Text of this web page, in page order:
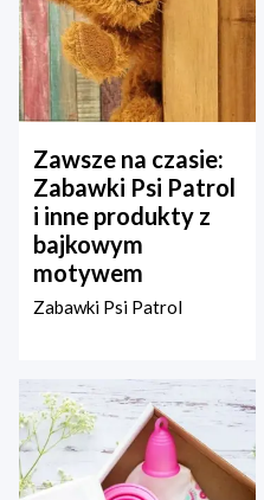
Zawsze na czasie:
Zabawki Psi Patrol
i inne produkty z
bajkowym
motywem
Zabawki Psi Patrol